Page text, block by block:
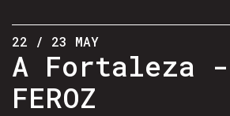
22 / 23 MAY
A Fortaleza
FEROZ